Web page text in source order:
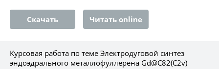
Скачать Читать online
Курсовая работа по теме Электродуговой синтез
эндоэдрального металлофуллерена Gd@C82(C2v)